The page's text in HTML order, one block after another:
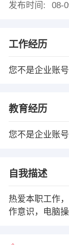
发布时间:
08-
工作经历
您不是企业账
教育经历
您不是企业账
自我描述
热爱本职工作
作意识，电脑